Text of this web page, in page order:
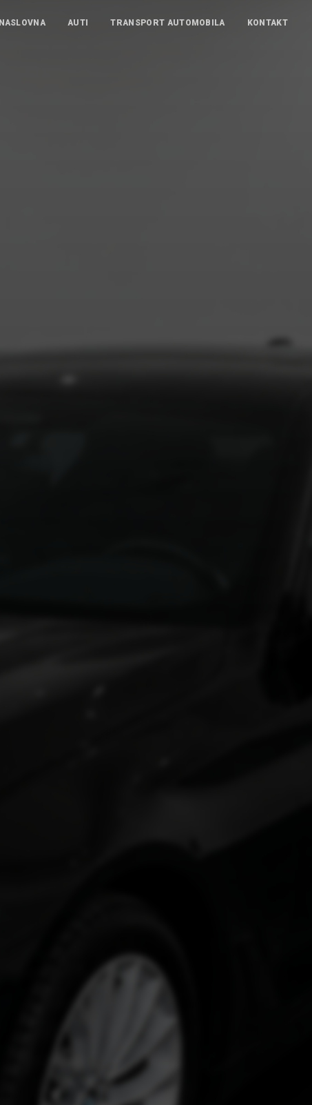
NASLOVNA AUTI TRANSPORT AUTOMOBILA KONTAKT